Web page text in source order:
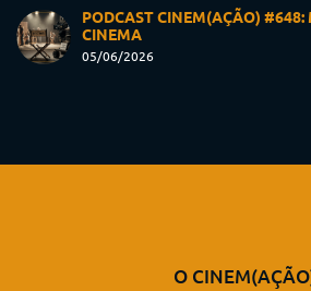
PODCAST CINEM(AÇÃO) #648:
CINEMA
05/06/2026
O